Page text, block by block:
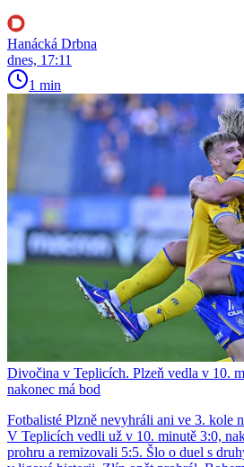
Hanácká Drbna
dnes, 17:11
1 min
Divočina v Teplicích. Plzeň vedla v 10.
nakonec má bod
Fotbalisté Plzně nevyhráli ani ve 3. kole
V Teplicích vedli už v 10. minutě 3:0,
prohru a remizovali 5:5. Šlo o duel s